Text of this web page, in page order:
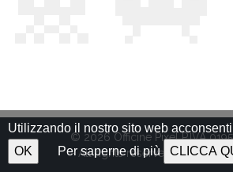
© 2026 Officine Pixel P.IVA
- All rights reserved.
Utilizzando il nostro sito web
OK
Per saperne di più CLICCA